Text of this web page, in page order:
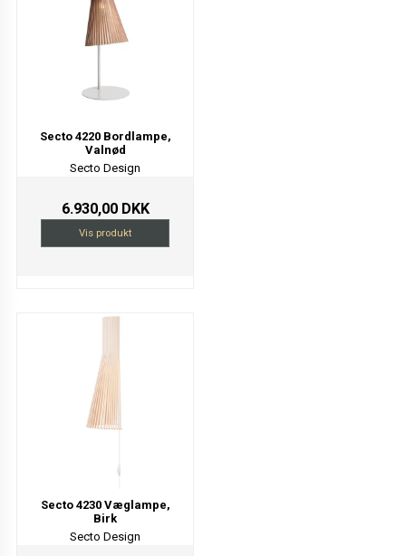
Secto 4220 Bordlampe,
Valnød
Secto Design
6.930,00 DKK
Vis produkt
Secto 4230 Væglampe,
Birk
Secto Design